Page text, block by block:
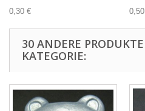
0,30 €
30 ANDERE
KATEGORIE: